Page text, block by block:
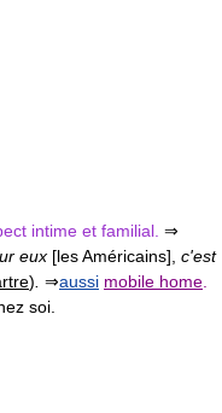
intime et familial. ⇒
eux [les Américains], c'est
) ⇒aussi mobile home
soi.